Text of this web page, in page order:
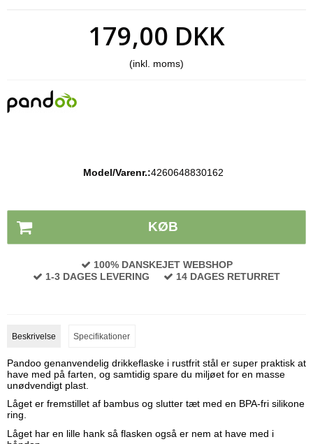
179,00 DKK
(inkl. moms)
Model/Varenr.:4260648830162
KØB
100% DANSKEJET WEBSHOP
1-3 DAGES LEVERING
14 DAGES RETURRET
Beskrivelse Specifikationer
Pandoo genanvendelig drikkeflaske i rustfrit stål er super praktisk at
have med på farten, og samtidig spare du miljøet for en masse
unødvendigt plast.
Låget er fremstillet af bambus og slutter tæt med en BPA-fri silikone
ring.
Låget har en lille hank så flasken også er nem at have med i